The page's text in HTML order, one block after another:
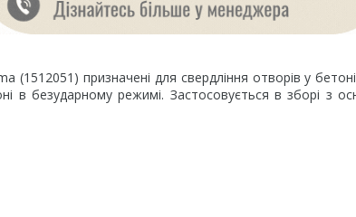
призначені для свердління отворів у
в безударному режимі. Застосовується в зборі з